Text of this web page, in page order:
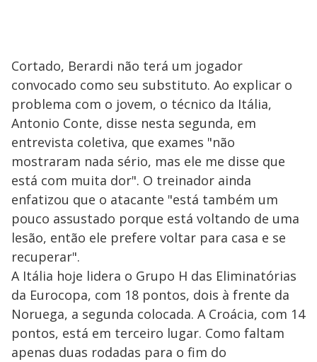
Cortado, Berardi não terá um jogador
convocado como seu substituto. Ao explicar o
problema com o jovem, o técnico da Itália,
Antonio Conte, disse nesta segunda, em
entrevista coletiva, que exames "não
mostraram nada sério, mas ele me disse que
está com muita dor". O treinador ainda
enfatizou que o atacante "está também um
pouco assustado porque está voltando de uma
lesão, então ele prefere voltar para casa e se
recuperar".
A Itália hoje lidera o Grupo H das Eliminatórias
da Eurocopa, com 18 pontos, dois à frente da
Noruega, a segunda colocada. A Croácia, com 14
pontos, está em terceiro lugar. Como faltam
apenas duas rodadas para o fim do